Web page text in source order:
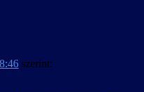
szerint: